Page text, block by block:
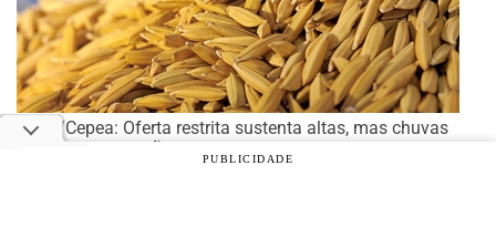
Arroz/Cepea: Oferta restrita sustenta altas, mas chuvas
limitam negociações
PUBLICIDADE